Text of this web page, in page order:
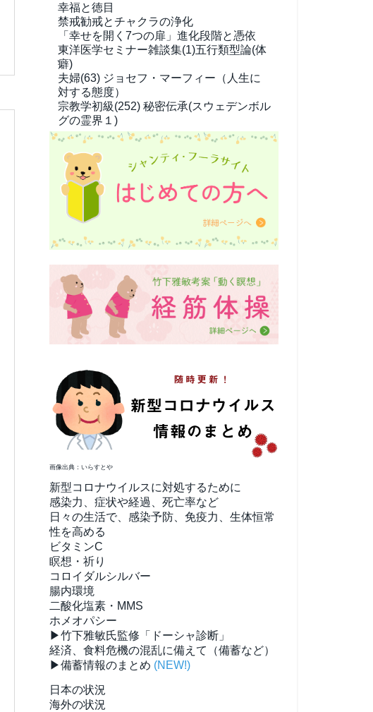
幸福と徳目
禁戒勧戒とチャクラの浄化
「幸せを開く7つの扉」進化段階と憑依
東洋医学セミナー雑談集(1)五行類型論(体
癖)
夫婦(63) ジョセフ・マーフィー（人生に
対する態度）
宗教学初級(252) 秘密伝承(スウェデンボル
グの霊界１)
画像出典：いらすとや
新型コロナウイルスに対処するために
感染力、症状や経過、死亡率など
日々の生活で、感染予防、免疫力、生体恒常
性を高める
ビタミンC
瞑想・祈り
コロイダルシルバー
腸内環境
二酸化塩素・MMS
ホメオパシー
▶竹下雅敏氏監修「ドーシャ診断」
経済、食料危機の混乱に備えて（備蓄など）
▶備蓄情報のまとめ (NEW!)
日本の状況
海外の状況